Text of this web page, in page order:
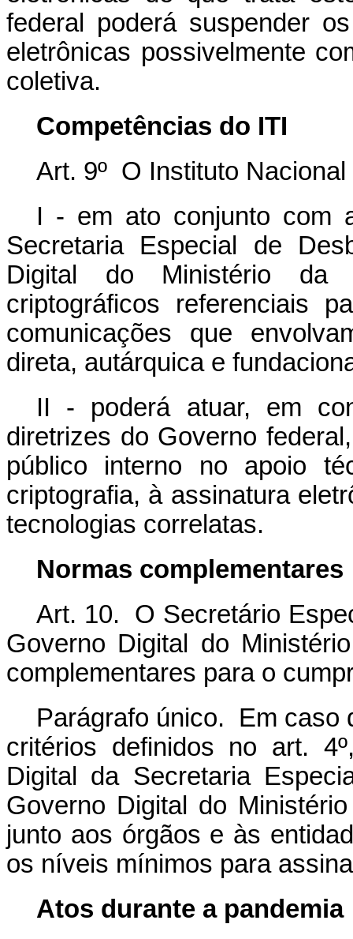
federal poderá suspender
eletrônicas possivelmente
coletiva.
Competências do ITI
Art. 9º O Instituto
I - em ato conjunto com
Secretaria Especial de
Digital do Ministério da
criptográficos referenciais
comunicações que
direta, autárquica e
II - poderá atuar, em
diretrizes do Governo
público interno no apoio
criptografia, à assinatura
tecnologias correlatas.
Normas complementares
Art. 10. O Secretário
Governo Digital do
complementares para o
Parágrafo único. Em caso
critérios definidos no art.
Digital da Secretaria
Governo Digital do
junto aos órgãos e às
os níveis mínimos para
Atos durante a pandemia